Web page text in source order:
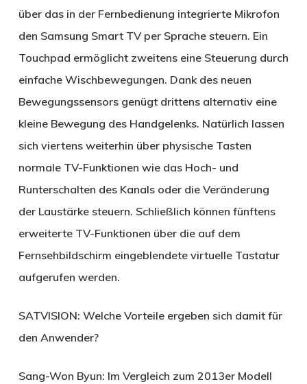
über das in der Fernbedienung integrierte Mikrofon
den Samsung Smart TV per Sprache steuern. Ein
Touchpad ermöglicht zweitens eine Steuerung durch
einfache Wischbewegungen. Dank des neuen
Bewegungssensors genügt drittens alternativ eine
kleine Bewegung des Handgelenks. Natürlich lassen
sich viertens weiterhin über physische Tasten
normale TV-Funktionen wie das Hoch- und
Runterschalten des Kanals oder die Veränderung
der Laustärke steuern. Schließlich können fünftens
erweiterte TV-Funktionen über die auf dem
Fernsehbildschirm eingeblendete virtuelle Tastatur
aufgerufen werden.
SATVISION: Welche Vorteile ergeben sich damit für
den Anwender?
Sang-Won Byun: Im Vergleich zum 2013er Modell